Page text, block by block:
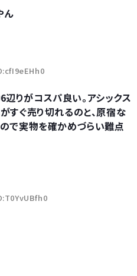
ん
りがコスパ良い。アシックス
すぐ売り切れるのと、原宿な
で実物を確かめづらい難点